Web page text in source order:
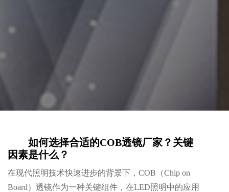
如何选择合适的COB透镜厂家？关键
因素是什么？
在现代照明技术快速进步的背景下，COB（Chip on
Board）透镜作为一种关键组件，在LED照明中的应用